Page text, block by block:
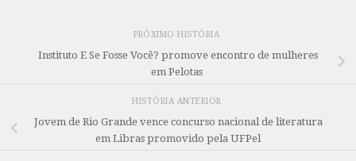
PRÓXIMO HISTÓRIA
Instituto E Se Fosse Você? promove encontro de mulheres
em Pelotas
HISTÓRIA ANTERIOR
Jovem de Rio Grande vence concurso nacional de literatura
em Libras promovido pela UFPel